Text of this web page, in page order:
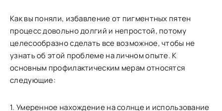
Как вы поняли, избавление от пигментных пятен
процесс довольно долгий и непростой, потому
целесообразно сделать все возможное, чтобы не
узнать об этой проблеме на личном опыте. К
основным профилактическим мерам относятся
следующие:
1. Умеренное нахождение на солнце и использование